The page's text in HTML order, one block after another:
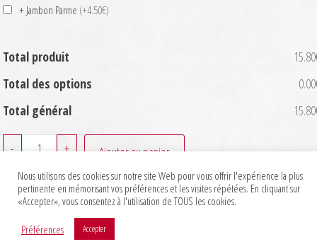
+ Jambon Parme (+4.50€)
Total produit
Total des options
Total général
-
quantité
Quattro
Stagioni
+ Ajouter au panier
Nous utilisons des cookies sur notre site Web pour vous offrir l'expérience la plus
pertinente en mémorisant vos préférences et les visites répétées. En cliquant sur
«Accepter», vous consentez à l'utilisation de TOUS les cookies.
Préférences
Accepter